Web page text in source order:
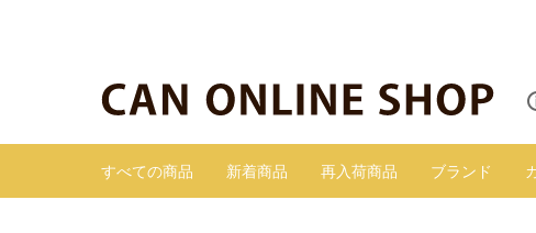
すべての商品 新着商品 再入荷商品 ブランド